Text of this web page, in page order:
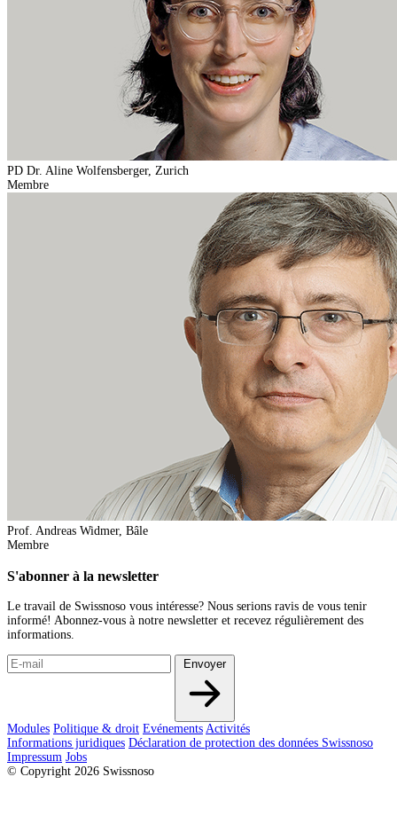
PD Dr. Aline Wolfensberger, Zurich
Membre
Prof. Andreas Widmer, Bâle
Membre
S'abonner à la newsletter
Le travail de Swissnoso vous intéresse? Nous serions ravis de vous tenir
informé! Abonnez-vous à notre newsletter et recevez régulièrement des
informations.
Envoyer
Modules Politique & droit Evénements Activités
Informations juridiques Déclaration de protection des données Swissnoso
Impressum Jobs
© Copyright 2026 Swissnoso